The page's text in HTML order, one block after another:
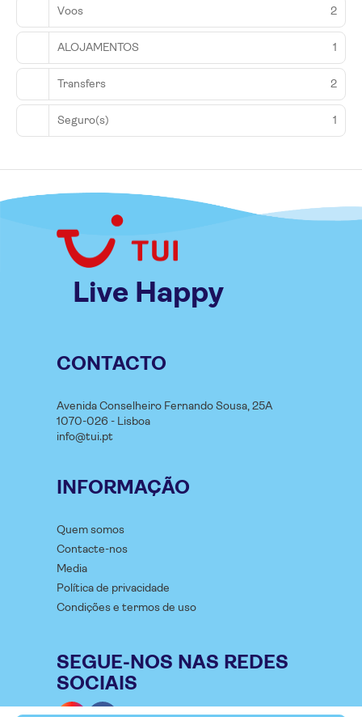
Voos 2
ALOJAMENTOS 1
Transfers 2
Seguro(s) 1
Live Happy
CONTACTO
Avenida Conselheiro Fernando Sousa, 25A
1070-026 - Lisboa
info@tui.pt
INFORMAÇÃO
Quem somos
Contacte-nos
Media
Política de privacidade
Condições e termos de uso
SEGUE-NOS NAS REDES
SOCIAIS